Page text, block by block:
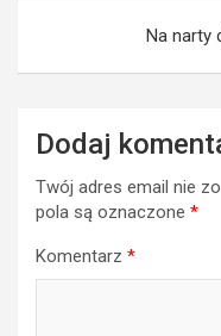
Na narty
Dodaj
Twój adres email nie
pola są oznaczone *
Komentarz *